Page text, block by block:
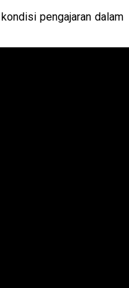
pengajaran dalam